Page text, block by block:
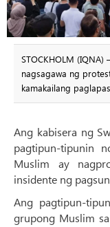
STOCKHOLM
nagsagawa ng
kamakailang
Ang kabisera ng
pagtipun-tipunin
Muslim ay
insidente ng
Ang pagtipun-
grupong Muslim